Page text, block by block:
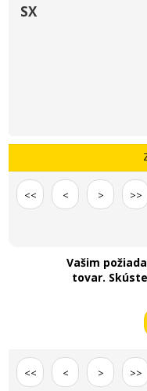
SX
<< < > >>
Vašim
tovar.
<< < > >>